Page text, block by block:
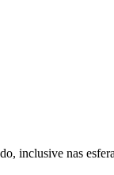
inclusive nas